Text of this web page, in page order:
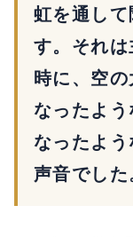
虹を通し
す。それは
時に、空
なったよ
なったよ
声音でした